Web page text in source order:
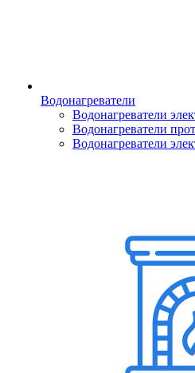
Водонагреватели
Водонагреватели
Водонагреватели
Водонагреватели